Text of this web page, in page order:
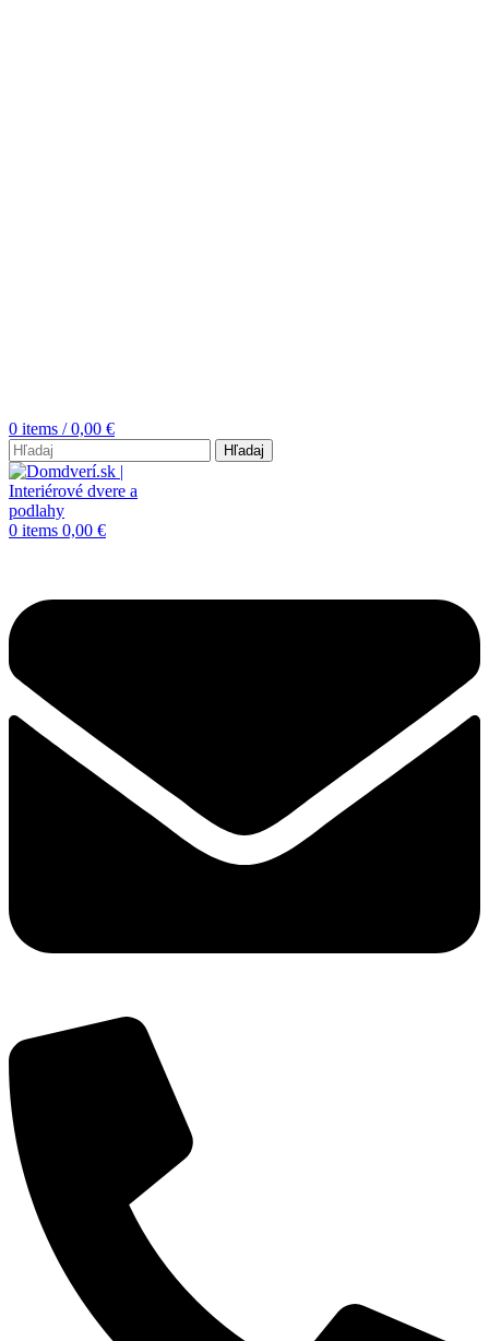
0 items / 0,00 €
Hľadaj
0 items 0,00 €